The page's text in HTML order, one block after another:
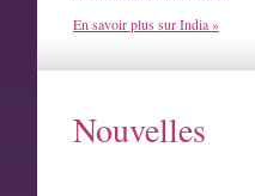
En savoir plus sur India »
Nouvelles